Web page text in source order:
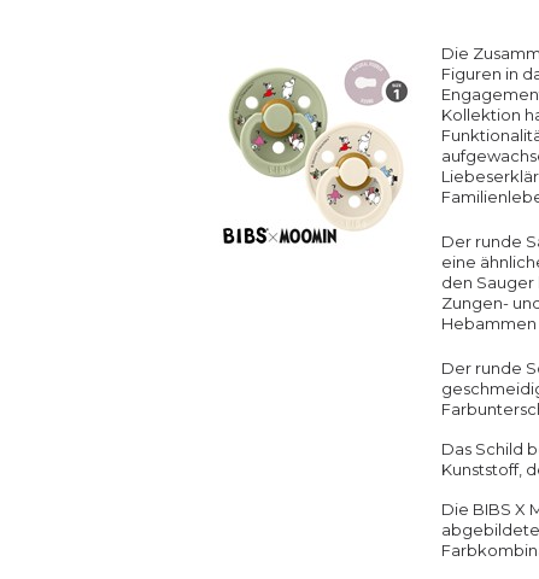
Die
Figuren in
Kollektion
Der runde
eine
den Sauger
Zungen-
Hebammen
Der runde
Das Schild
Kunststoff,
Die BIBS X